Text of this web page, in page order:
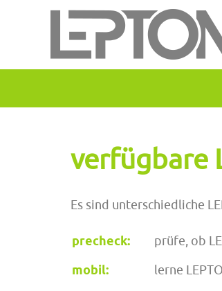
verfügbare
Es sind unterschiedliche
precheck:
prüfe, ob
mobil:
lerne